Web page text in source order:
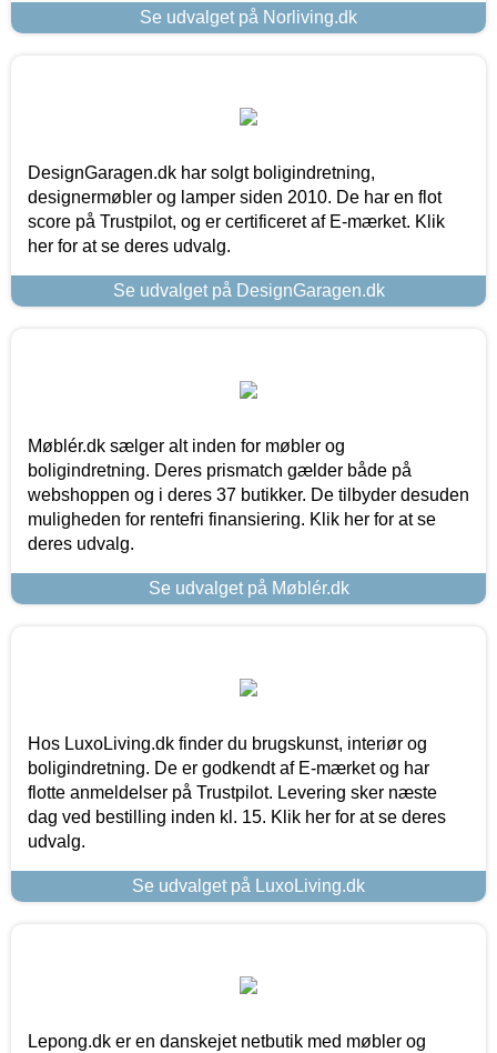
Se udvalget på Norliving.dk
DesignGaragen.dk har solgt boligindretning,
designermøbler og lamper siden 2010. De har en flot
score på Trustpilot, og er certificeret af E-mærket. Klik
her for at se deres udvalg.
Se udvalget på DesignGaragen.dk
Møblér.dk sælger alt inden for møbler og
boligindretning. Deres prismatch gælder både på
webshoppen og i deres 37 butikker. De tilbyder desuden
muligheden for rentefri finansiering. Klik her for at se
deres udvalg.
Se udvalget på Møblér.dk
Hos LuxoLiving.dk finder du brugskunst, interiør og
boligindretning. De er godkendt af E-mærket og har
flotte anmeldelser på Trustpilot. Levering sker næste
dag ved bestilling inden kl. 15. Klik her for at se deres
udvalg.
Se udvalget på LuxoLiving.dk
Lepong.dk er en danskejet netbutik med møbler og